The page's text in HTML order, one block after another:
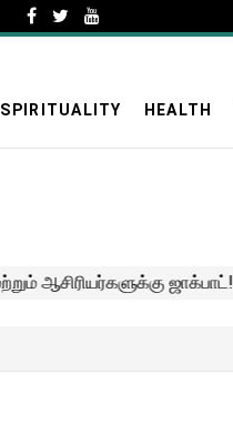
SPIRITUALITY HEALTH